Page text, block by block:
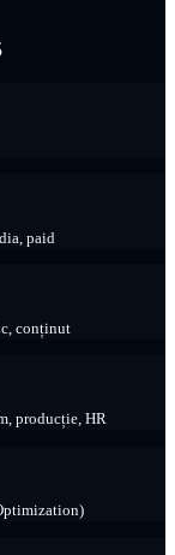
paid
conținut
producție, HR